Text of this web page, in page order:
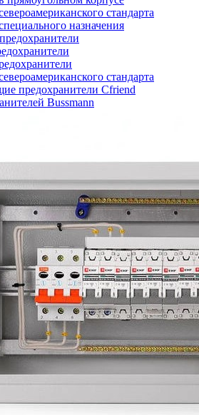
стандарта
назначения
стандарта
предохранители Cfriend
Bussmann